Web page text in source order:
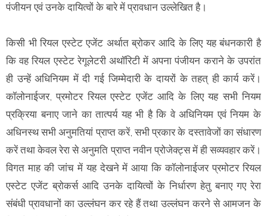
पंजीयन एवं उनके दायित्वों के बारे में प्रावधान उल्लेखित है।
किसी भी रियल एस्टेट एजेंट अर्थात ब्रोकर आदि के लिए यह बंधनकारी है
कि वह रियल एस्टेट रेगूलेटरी अथॉरिटी में अपना पंजीयन कराने के उपरांत
ही उन्हें अधिनियम में दी गई जिम्मेदारी के दायरों के तहत् ही कार्य करें।
कॉलोनाईजर, प्रमोटर रियल एस्टेट एजेंट आदि के लिए यह सभी नियम
प्रक्रिया बनाए जाने का तात्पर्य यह भी है कि वे अधिनियम एवं नियम के
अधिनस्थ सभी अनुमतियां प्राप्त करें, सभी प्रकार के दस्तावेजों का संधारण
करें तथा केवल रेरा से अनुमति प्राप्त नवीन प्रोजेक्ट्स में ही सव्यवहार करें।
विगत माह की जांच में यह देखने में आया कि कॉलोनाईजर प्रमोटर रियल
एस्टेट एजेंट ब्रोकर्स आदि उनके दायित्वों के निर्धारण हेतु बनाए गए रेरा
संबंधी प्रावधानों का उल्लंघन कर रहे हैं तथा उल्लंघन करने से आमजन के